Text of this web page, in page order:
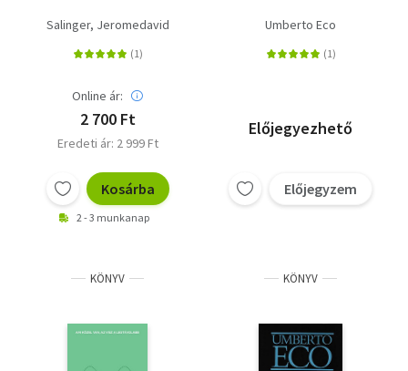
Salinger, Jeromedavid
Online ár:
2 700 Ft
Eredeti ár: 2 999 Ft
Kosárba
2 - 3 munkanap
Umberto Eco
Előjegyezhető
Előjegyzem
KÖNYV KÖNYV